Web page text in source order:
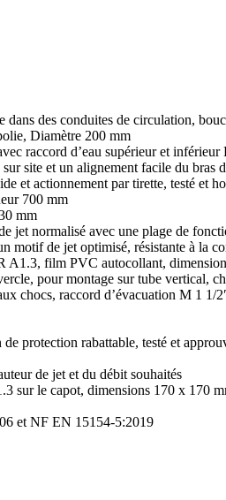
des conduites de circulation,
Diamètre 200 mm
raccord d’eau supérieur et
site et un alignement facile du bras
et actionnement par tirette, testé et
700 mm
mm
normalisé avec une plage de
de jet optimisé, résistante à la
A1.3, film PVC autocollant,
pour montage sur tube vertical,
chocs, raccord d’évacuation M 1 1/
protection rabattable, testé et
de jet et du débit souhaités
sur le capot, dimensions 170 x 170
et NF EN 15154-5:2019